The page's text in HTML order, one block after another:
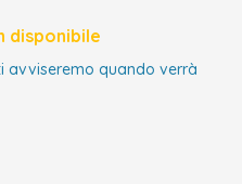
disponibile
avviseremo quando verrà